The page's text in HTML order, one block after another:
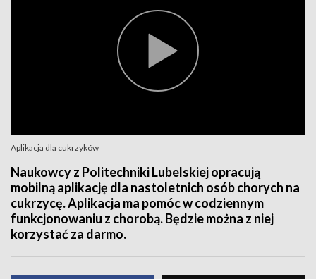
Aplikacja dla cukrzyków
Naukowcy z Politechniki Lubelskiej opracują
mobilną aplikację dla nastoletnich osób chorych na
cukrzycę. Aplikacja ma pomóc w codziennym
funkcjonowaniu z chorobą. Będzie można z niej
korzystać za darmo.